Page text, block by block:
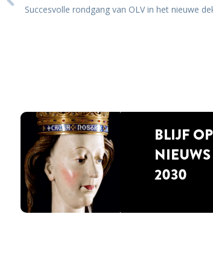
Succesvolle rondgang van OLV in het nieuwe
BLIJF
2030